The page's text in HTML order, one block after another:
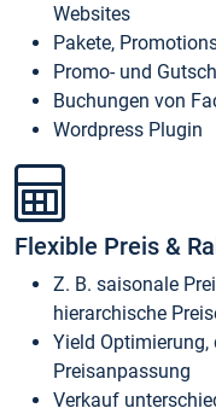
Websites
Pakete,
Promo- und
Buchungen von
Wordpress Plugin
Flexible Preis &
Z. B. saisonale
hierarchische
Yield
Preisanpassung
Verkauf